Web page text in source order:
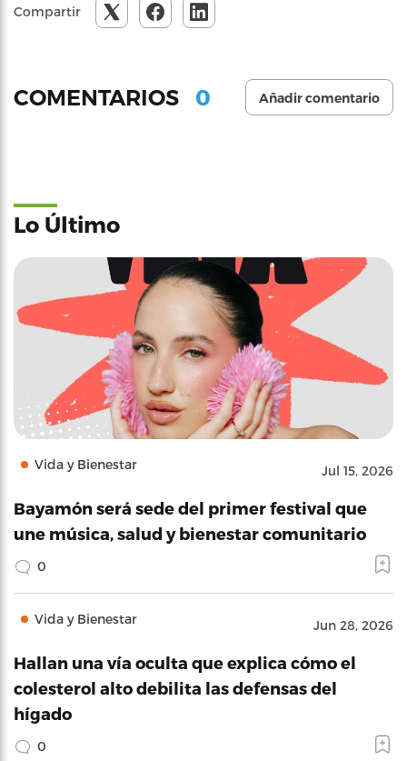
Compartir
COMENTARIOS 0 Añadir comentario
Lo Último
Vida y Bienestar Jul 15, 2026
Bayamón será sede del primer festival que
une música, salud y bienestar comunitario
0
Vida y Bienestar Jun 28, 2026
Hallan una vía oculta que explica cómo el
colesterol alto debilita las defensas del
hígado
0